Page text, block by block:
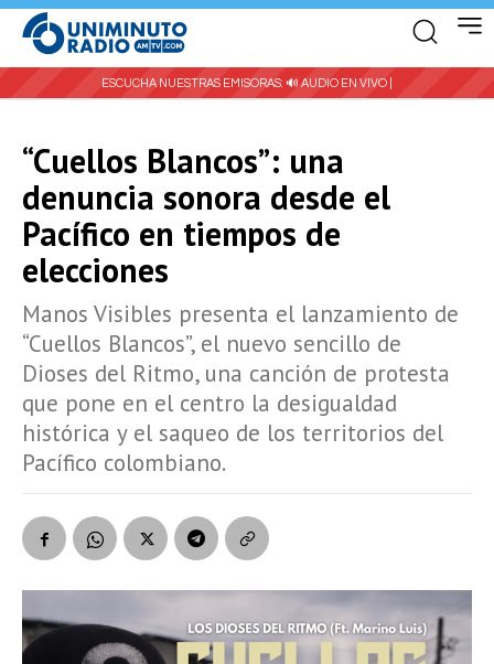
ESCUCHA NUESTRAS EMISORAS: 🔊 AUDIO EN VIVO |
“Cuellos Blancos”: una
denuncia sonora desde el
Pacífico en tiempos de
elecciones
Manos Visibles presenta el lanzamiento de
“Cuellos Blancos”, el nuevo sencillo de
Dioses del Ritmo, una canción de protesta
que pone en el centro la desigualdad
histórica y el saqueo de los territorios del
Pacífico colombiano.